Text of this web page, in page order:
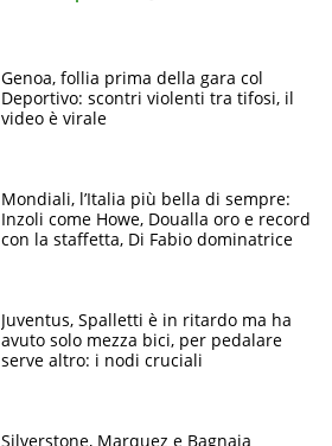
Genoa, follia prima della gara col
Deportivo: scontri violenti tra tifosi, il
video è virale
Mondiali, l’Italia più bella di sempre:
Inzoli come Howe, Doualla oro e record
con la staffetta, Di Fabio dominatrice
Juventus, Spalletti è in ritardo ma ha
avuto solo mezza bici, per pedalare
serve altro: i nodi cruciali
Silverstone, Marquez e Bagnaia